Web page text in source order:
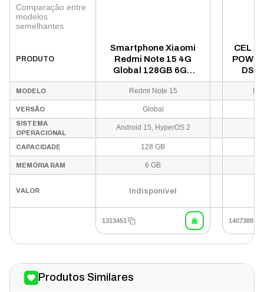
Comparação entre
modelos
semelhantes
PRODUTO
Smartphone Xiaomi
Redmi Note 15 4G
Global 128GB 6GB
RAM Dual SIM Tela
6.77" - Verde
CEL
DS/
MODELO Redmi Note 15
VERSÃO Global
SISTEMA
OPERACIONAL
Android 15, HyperOS 2
CAPACIDADE 128 GB
MEMÓRIA RAM 6 GB
VALOR Indisponível
1313451 1407389
Produtos Similares